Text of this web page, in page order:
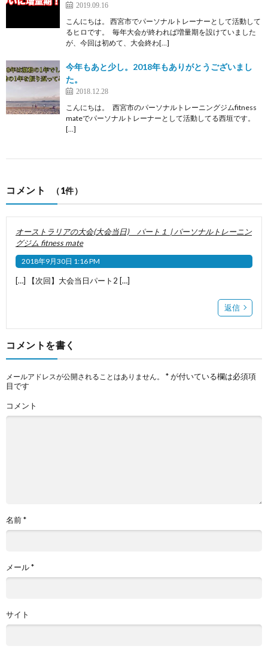
2019.09.16
こんにちは。 西宮市でパーソナルトレーナーとして活動して
るヒロです。 毎年大会が終われば増量期を設けていました
が、今回は初めて、大会終わ[…]
今年もあと少し。2018年もありがとうございまし
た。
2018.12.28
こんにちは。 西宮市のパーソナルトレーニングジムfitness
mateでパーソナルトレーナーとして活動してる西垣です。
[…]
コメント （1件）
オーストラリアの大会(大会当日) パート１ | パーソナルトレーニン
グジム fitness mate
2018年9月30日 1:16 PM
[…] 【次回】大会当日パート2 […]
返信
コメントを書く
メールアドレスが公開されることはありません。 *が付いている欄は必須項
目です
コメント
名前*
メール*
サイト